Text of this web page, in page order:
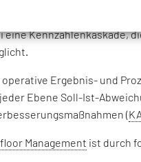
eine Kennzahlenkaskade,
Ergebnis- und
Ebene Soll-Ist-
(
Management ist durch